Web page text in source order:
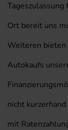
Ort bereit uns
Weiteren bieten
Autokaufs
nicht
mit